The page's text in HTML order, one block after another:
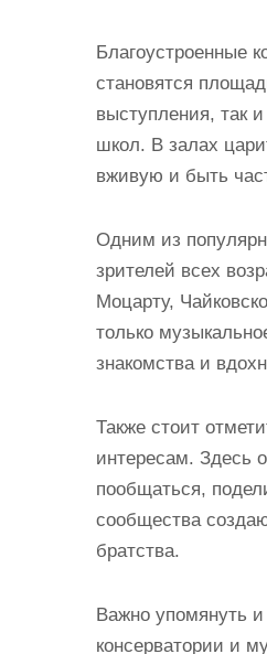
Благоустроенные
становятся
выступления, так
школ. В залах
вживую и быть
Одним из
зрителей всех
Моцарту,
только
знакомства и
Также стоит
интересам. Здесь
пообщаться,
сообщества
братства.
Важно упомянуть
консерватории и